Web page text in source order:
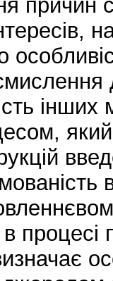
причин
процесі